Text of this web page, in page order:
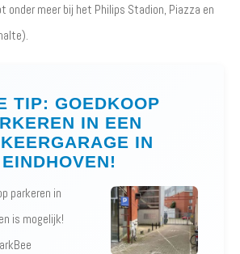
onder meer bij het Philips Stadion, Piazza en
TIP: GOEDKOOP
IN EEN
IN
EINDHOVEN!
parkeren in
is mogelijk!